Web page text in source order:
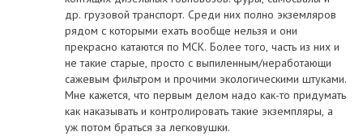
др. грузовой транспорт. Среди них полно экземляров
рядом с которыми ехать вообще нельзя и они
прекрасно катаются по МСК. Более того, часть из них и
не такие старые, просто с выпиленным/неработающи
сажевым фильтром и прочими экологическими штуками.
Мне кажется, что первым делом надо как-то придумать
как наказывать и контролировать такие экземпляры, а
уж потом браться за легковушки.